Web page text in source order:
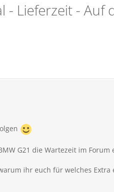
- Lieferzeit - Auf
G21 die Wartezeit im Forum
ihr euch für welches Extra